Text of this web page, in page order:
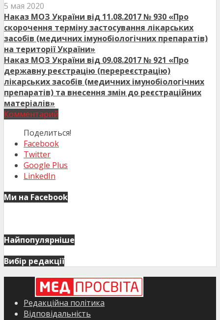
5 мая 2020
Наказ МОЗ України від 11.08.2017 № 930 «Про
скорочення терміну застосування лікарських
засобів (медичних імунобіологічних препаратів)
на території України»
Наказ МОЗ України від 09.08.2017 № 921 «Про
державну реєстрацію (перереєстрацію)
лікарських засобів (медичних імунобіологічних
препаратів) та внесення змін до реєстраційних
матеріалів»
Комментарий
Поделиться!
Facebook
Twitter
Google Plus
LinkedIn
Ми на Facebook
Найпопулярніше
Вибір редакції
Редакційна політика
Відповідальність